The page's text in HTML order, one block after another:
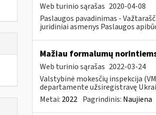
Web turinio sąrašas 2020-04-08
Paslaugos pavadinimas -
juridiniai asmenys Paslaugos
Mažiau formalumų
Web turinio sąrašas 2022-03-24
Valstybinė mokesčių inspekcija
departamente užsiregistravę
Metai: 2022 Pagrindinis: Naujiena